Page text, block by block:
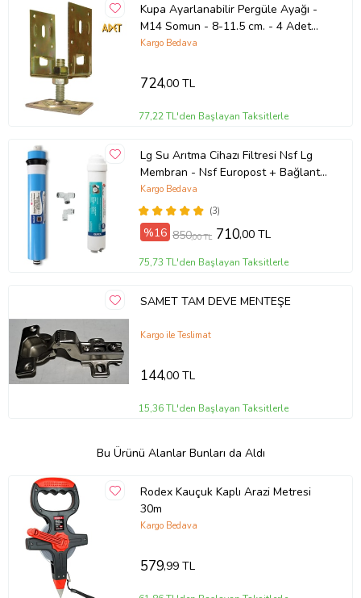
Kupa Ayarlanabilir Pergüle Ayağı -
M14 Somun - 8-11.5 cm. - 4 Adet
(Sarı Geçişli)
Kargo Bedava
724,00 TL
77,22 TL'den Başlayan Taksitlerle
Lg Su Arıtma Cihazı Filtresi Nsf Lg
Membran - Nsf Europost + Bağlantı
Dirsekleri Hediye
(3)
Kargo Bedava
%16 850,00 TL 710,00 TL
75,73 TL'den Başlayan Taksitlerle
SAMET TAM DEVE MENTEŞE
Kargo ile Teslimat
144,00 TL
15,36 TL'den Başlayan Taksitlerle
Bu Ürünü Alanlar Bunları da Aldı
Rodex Kauçuk Kaplı Arazi Metresi
30m
Kargo Bedava
579,99 TL